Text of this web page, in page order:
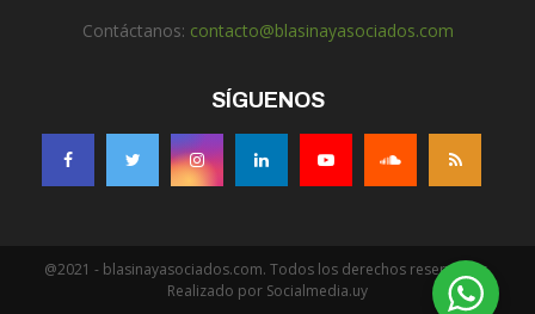
Contáctanos: contacto@blasinayasociados.com
SÍGUENOS
@2021 - blasinayasociados.com. Todos los derechos reservados.
Realizado por Socialmedia.uy